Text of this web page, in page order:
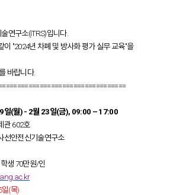
연구소(iTRS)입니다.
이 "2024년 차폐 및 방사화 평가 실무 교육"을
바랍니다.
일(월) - 2월 23일(금), 09:00 – 17:00
관 602호
선안전신기술연구소
생 70만원/인
일(목)